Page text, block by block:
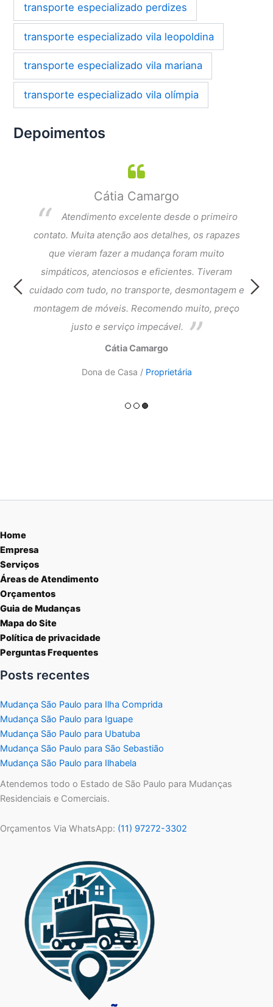
transporte especializado perdizes
transporte especializado vila leopoldina
transporte especializado vila mariana
transporte especializado vila olímpia
Depoimentos
Cátia Camargo
Atendimento excelente desde o primeiro
contato. Muita atenção aos detalhes, os rapazes
que vieram fazer a mudança foram muito
simpáticos, atenciosos e eficientes. Tiveram
cuidado com tudo, no transporte, desmontagem e
montagem de móveis. Recomendo muito, preço
justo e serviço impecável.
Cátia Camargo
Dona de Casa / Proprietária
Home
Empresa
Serviços
Áreas de Atendimento
Orçamentos
Guia de Mudanças
Mapa do Site
Política de privacidade
Perguntas Frequentes
Posts recentes
Mudança São Paulo para Ilha Comprida
Mudança São Paulo para Iguape
Mudança São Paulo para Ubatuba
Mudança São Paulo para São Sebastião
Mudança São Paulo para Ilhabela
Atendemos todo o Estado de São Paulo para Mudanças
Residenciais e Comerciais.
Orçamentos Via WhatsApp: (11) 97272-3302